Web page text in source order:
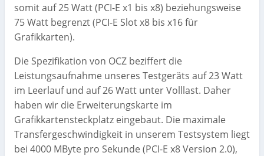
somit auf 25 Watt (PCI-E x1 bis x8) beziehungsweise
75 Watt begrenzt (PCI-E Slot x8 bis x16 für
Grafikkarten).
Die Spezifikation von OCZ beziffert die
Leistungsaufnahme unseres Testgeräts auf 23 Watt
im Leerlauf und auf 26 Watt unter Volllast. Daher
haben wir die Erweiterungskarte im
Grafikkartensteckplatz eingebaut. Die maximale
Transfergeschwindigkeit in unserem Testsystem liegt
bei 4000 MByte pro Sekunde (PCI-E x8 Version 2.0),